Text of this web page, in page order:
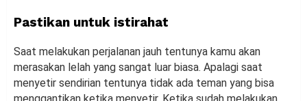
Pastikan untuk istirahat
Saat melakukan perjalanan jauh tentunya kamu akan
merasakan lelah yang sangat luar biasa. Apalagi saat
menyetir sendirian tentunya tidak ada teman yang bisa